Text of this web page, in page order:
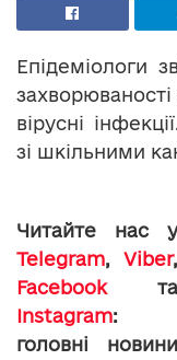
Епідеміологи
захворюваності
вірусні
зі шкільними
Читайте нас у
Telegram, Viber,
Facebookта
Instagram:
головні новини